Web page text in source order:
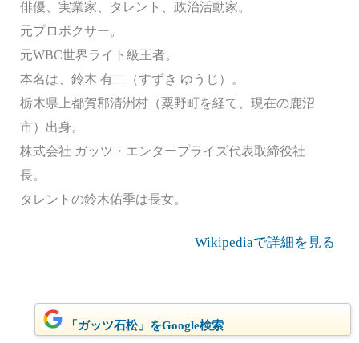
俳優、実業家、タレント、政治活動家。
元プロボクサー。
元WBC世界ライト級王者。
本名は、鈴木 有二（すずき ゆうじ）。
栃木県上都賀郡清洲村（粟野町を経て、現在の鹿沼
市）出身。
株式会社 ガッツ・エンタープライズ代表取締役社
長。
タレントの鈴木佑季は長女。
Wikipediaで詳細を見る
「ガッツ石松」をGoogle検索